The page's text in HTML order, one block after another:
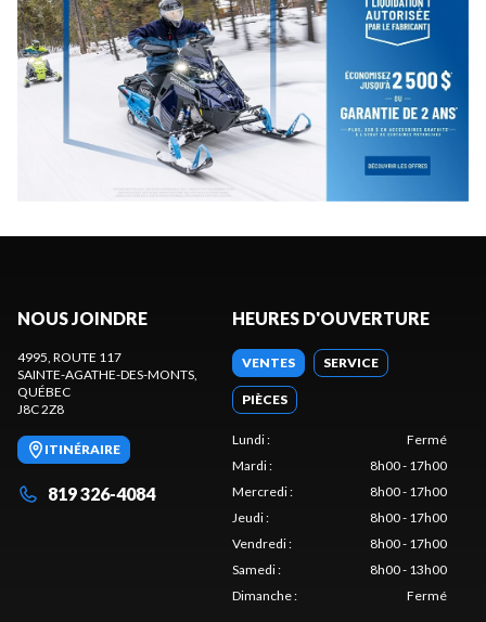
NOUS JOINDRE
4995, ROUTE 117
SAINTE-AGATHE-DES-MONTS,
QUÉBEC
J8C 2Z8
ITINÉRAIRE
819 326-4084
HEURES D'OUVERTURE
VENTES SERVICE
PIÈCES
Lundi:
Fermé
Mardi:
8h00 - 17h00
Mercredi:
8h00 - 17h00
Jeudi:
8h00 - 17h00
Vendredi:
8h00 - 17h00
Samedi:
8h00 - 13h00
Dimanche: Fermé